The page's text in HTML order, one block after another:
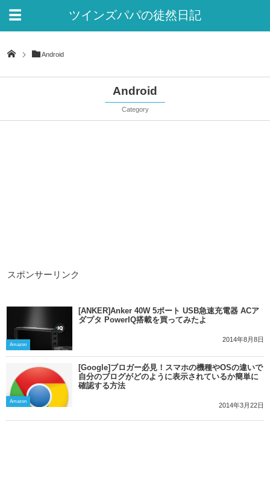
ツインズパパの徒然日記
Android
Android
Category
スポンサーリンク
Amazon
[ANKER]Anker 40W 5ポート USB急速充電器 ACア
ダプタ PowerIQ搭載を買ってみたよ
2014年8月8日
Amazon
[Google]ブロガー必見！スマホの機種やOSの違いで
自分のブログがどのように表示されているか簡単に
確認する方法
2014年3月22日